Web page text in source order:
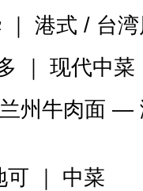
港式 / 台湾
｜ 现代中菜
州牛肉面 —
｜ 中菜